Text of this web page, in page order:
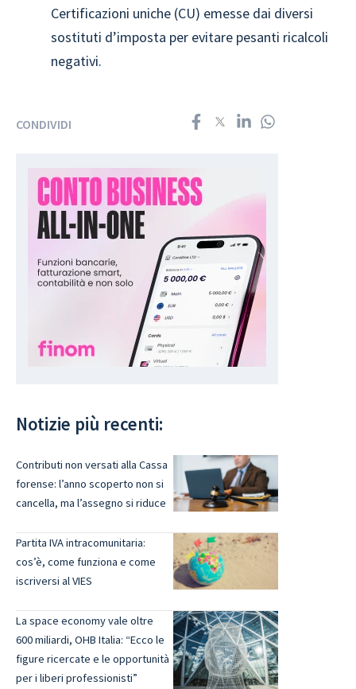
Certificazioni uniche (CU) emesse dai diversi
sostituti d’imposta per evitare pesanti ricalcoli
negativi.
CONDIVIDI
Notizie più recenti:
Contributi non versati alla Cassa
forense: l’anno scoperto non si
cancella, ma l’assegno si riduce
Partita IVA intracomunitaria:
cos’è, come funziona e come
iscriversi al VIES
La space economy vale oltre
600 miliardi, OHB Italia: “Ecco le
figure ricercate e le opportunità
per i liberi professionisti”